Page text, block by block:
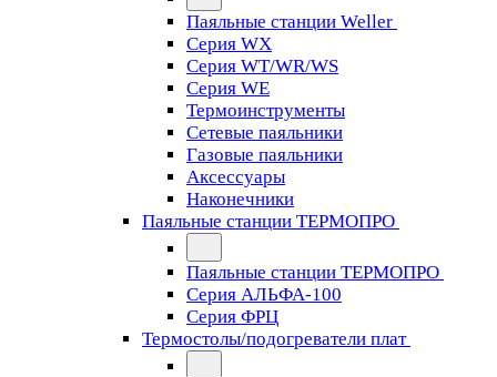
Паяльные станции Weller
Серия WX
Серия WT/WR/WS
Серия WE
Термоинструменты
Сетевые паяльники
Газовые паяльники
Аксессуары
Наконечники
Паяльные станции ТЕРМОПРО
Паяльные станции ТЕРМОПРО
Серия АЛЬФА-100
Серия ФРЦ
Термостолы/подогреватели плат